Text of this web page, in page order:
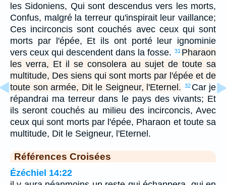
les Sidoniens, Qui sont descendus vers les morts,
Confus, malgré la terreur qu'inspirait leur vaillance;
Ces incirconcis sont couchés avec ceux qui sont
morts par l'épée, Et ils ont porté leur ignominie
vers ceux qui descendent dans la fosse. 31 Pharaon
les verra, Et il se consolera au sujet de toute sa
multitude, Des siens qui sont morts par l'épée et de
toute son armée, Dit le Seigneur, l'Eternel.
32 Car je
répandrai ma terreur dans le pays des vivants; Et
ils seront couchés au milieu des incirconcis, Avec
ceux qui sont morts par l'épée, Pharaon et toute sa
multitude, Dit le Seigneur, l'Eternel.
Références Croisées
Ézéchiel 14:22